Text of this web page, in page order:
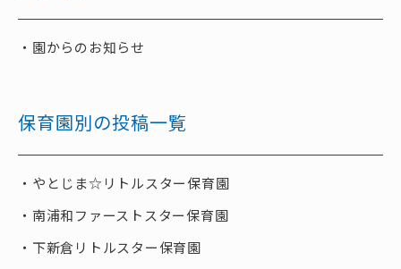
園からのお知らせ
保育園別の投稿一覧
やとじま☆リトルスター保育園
南浦和ファーストスター保育園
下新倉リトルスター保育園